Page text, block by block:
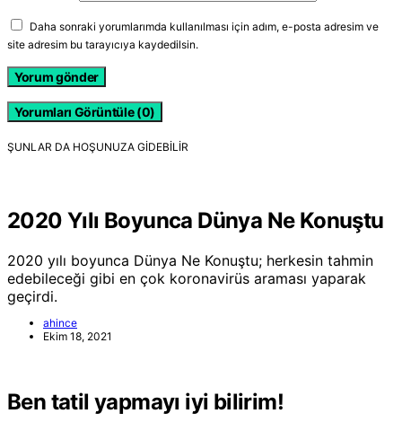
Daha sonraki yorumlarımda kullanılması için adım, e-posta adresim ve
site adresim bu tarayıcıya kaydedilsin.
Yorumları Görüntüle (0)
ŞUNLAR DA HOŞUNUZA GIDEBILIR
2020 Yılı Boyunca Dünya Ne Konuştu
2020 yılı boyunca Dünya Ne Konuştu; herkesin tahmin
edebileceği gibi en çok koronavirüs araması yaparak
geçirdi.
ahince
Ekim 18, 2021
Ben tatil yapmayı iyi bilirim!